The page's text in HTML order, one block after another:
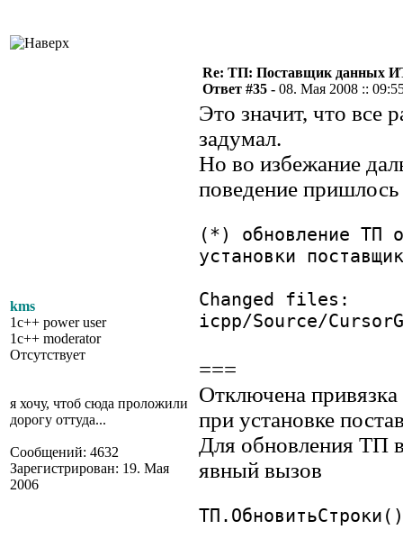
kms
1c++ power user
1c++ moderator
Отсутствует
я хочу, чтоб сюда проложили
дорогу оттуда...
Сообщений: 4632
Зарегистрирован: 19. Мая
2006
Re: ТП: Поставщик данных
Ответ #35 - 08. Мая 2008 ::
Это значит, что все
задумал.
Но во избежание
поведение пришлось
(*) обновление ТП
установки
Changed files:
icpp/Source/
===
Отключена привязка
при установке
Для обновления ТП
явный вызов
ТП.ОбновитьСтроки()